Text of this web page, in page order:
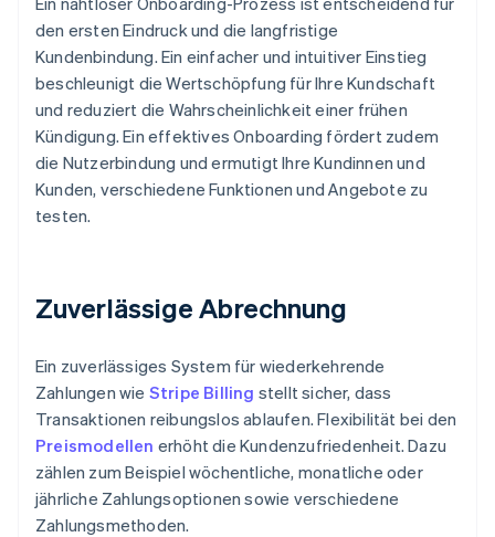
den ersten Eindruck und die langfristige
Kundenbindung. Ein einfacher und intuitiver Einstieg
beschleunigt die Wertschöpfung für Ihre Kundschaft
und reduziert die Wahrscheinlichkeit einer frühen
Kündigung. Ein effektives Onboarding fördert zudem
die Nutzerbindung und ermutigt Ihre Kundinnen und
Kunden, verschiedene Funktionen und Angebote zu
testen.
Zuverlässige Abrechnung
Ein zuverlässiges System für wiederkehrende
Zahlungen wie Stripe Billing stellt sicher, dass
Transaktionen reibungslos ablaufen. Flexibilität bei den
Preismodellen erhöht die Kundenzufriedenheit. Dazu
zählen zum Beispiel wöchentliche, monatliche oder
jährliche Zahlungsoptionen sowie verschiedene
Zahlungsmethoden.